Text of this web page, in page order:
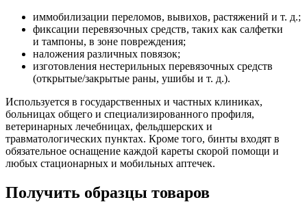
иммобилизации переломов, вывихов, растяжений и т. д.;
фиксации перевязочных средств, таких как салфетки
и тампоны, в зоне повреждения;
наложения различных повязок;
изготовления нестерильных перевязочных средств
(открытые/закрытые раны, ушибы и т. д.).
Используется в государственных и частных клиниках,
больницах общего и специализированного профиля,
ветеринарных лечебницах, фельдшерских и
травматологических пунктах. Кроме того, бинты входят в
обязательное оснащение каждой кареты скорой помощи и
любых стационарных и мобильных аптечек.
Получить образцы товаров